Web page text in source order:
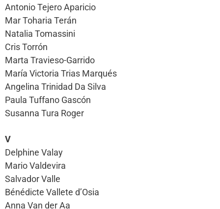
Antonio Tejero Aparicio
Mar Toharia Terán
Natalia Tomassini
Cris Torrón
Marta Travieso-Garrido
María Victoria Trias Marqués
Angelina Trinidad Da Silva
Paula Tuffano Gascón
Susanna Tura Roger
V
Delphine Valay
Mario Valdevira
Salvador Valle
Bénédicte Vallete d’Osia
Anna Van der Aa